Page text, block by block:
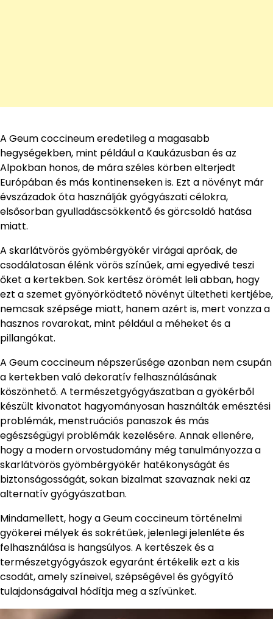
A Geum coccineum eredetileg a magasabb
hegységekben, mint például a Kaukázusban és az
Alpokban honos, de mára széles körben elterjedt
Európában és más kontinenseken is. Ezt a növényt már
évszázadok óta használják gyógyászati célokra,
elsősorban gyulladáscsökkentő és görcsoldó hatása
miatt.
A skarlátvörös gyömbérgyökér virágai apróak, de
csodálatosan élénk vörös színűek, ami egyedivé teszi
őket a kertekben. Sok kertész örömét leli abban, hogy
ezt a szemet gyönyörködtető növényt ültetheti kertjébe,
nemcsak szépsége miatt, hanem azért is, mert vonzza a
hasznos rovarokat, mint például a méheket és a
pillangókat.
A Geum coccineum népszerűsége azonban nem csupán
a kertekben való dekoratív felhasználásának
köszönhető. A természetgyógyászatban a gyökérből
készült kivonatot hagyományosan használták emésztési
problémák, menstruációs panaszok és más
egészségügyi problémák kezelésére. Annak ellenére,
hogy a modern orvostudomány még tanulmányozza a
skarlátvörös gyömbérgyökér hatékonyságát és
biztonságosságát, sokan bizalmat szavaznak neki az
alternatív gyógyászatban.
Mindamellett, hogy a Geum coccineum történelmi
gyökerei mélyek és sokrétűek, jelenlegi jelenléte és
felhasználása is hangsúlyos. A kertészek és a
természetgyógyászok egyaránt értékelik ezt a kis
csodát, amely színeivel, szépségével és gyógyító
tulajdonságaival hódítja meg a szívünket.